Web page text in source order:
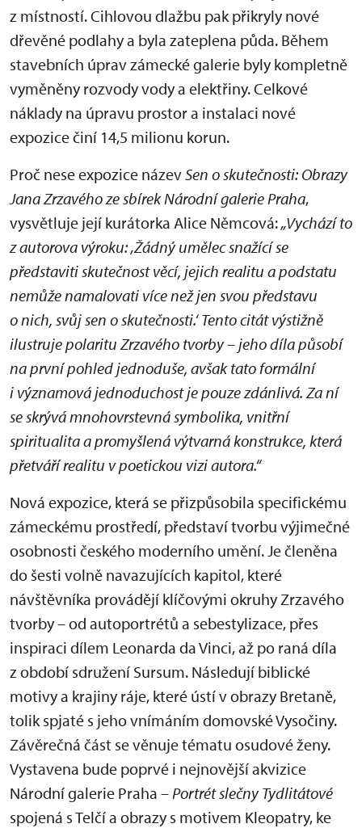
z místností. Cihlovou dlažbu pak přikryly nové
dřevěné podlahy a byla zateplena půda. Během
stavebních úprav zámecké galerie byly kompletně
vyměněny rozvody vody a elektřiny. Celkové
náklady na úpravu prostor a instalaci nové
expozice činí 14,5 milionu korun.
Proč nese expozice názevSen o skutečnosti: Obrazy
Jana Zrzavého ze sbírek Národní galerie Praha,
vysvětluje její kurátorka Alice Němcová:„Vychází to
z autorova výroku: ‚Žádný umělec snažící se
představiti skutečnost věcí, jejich realitu a podstatu
nemůže namalovati více než jen svou představu
o nich, svůj sen o skutečnosti.‘ Tento citát výstižně
ilustruje polaritu Zrzavého tvorby – jeho díla působí
na první pohled jednoduše, avšak tato formální
i významová jednoduchost je pouze zdánlivá. Za ní
se skrývá mnohovrstevná symbolika, vnitřní
spiritualita a promyšlená výtvarná konstrukce, která
přetváří realitu v poetickou vizi autora.“
Nová expozice, která se přizpůsobila specifickému
zámeckému prostředí, představí tvorbu výjimečné
osobnosti českého moderního umění. Je členěna
do šesti volně navazujících kapitol, které
návštěvníka provádějí klíčovými okruhy Zrzavého
tvorby – od autoportrétů a sebestylizace, přes
inspiraci dílem Leonarda da Vinci, až po raná díla
z období sdružení Sursum. Následují biblické
motivy a krajiny ráje, které ústí v obrazy Bretaně,
tolik spjaté s jeho vnímáním domovské Vysočiny.
Závěrečná část se věnuje tématu osudové ženy.
Vystavena bude poprvé i nejnovější akvizice
Národní galerie Praha –Portrét slečny Tydlitátové
spojená s Telčí a obrazy s motivem Kleopatry, ke